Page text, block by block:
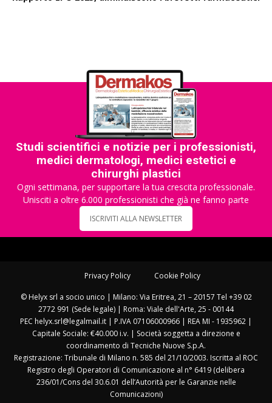
Studi scientifici e notizie per i professionisti,
medici dermatologi, medici estetici e
chirurghi plastici
Ogni settimana, per supportare la tua crescita professionale.
Unisciti a oltre 6.000 professionisti che già ne fanno parte
ISCRIVITI ALLA NEWSLETTER
Privacy Policy Cookie Policy
© Helyx srl a socio unico | Milano: Via Eritrea, 21 – 20157 Tel +39 02
2772 991 (Sede legale) | Roma: Viale dell'Arte, 25 - 00144
PEC helyx.srl@legalmail.it | P.IVA 07106000966 | REA MI - 1935962 |
Capitale Sociale: €40.000 i.v. | Società soggetta a direzione e
coordinamento di Tecniche Nuove S.p.A.
Registrazione: Tribunale di Milano n. 585 del 21/10/2003. Iscritta al ROC
Registro degli Operatori di Comunicazione al n° 6419 (delibera
236/01/Cons del 30.6.01 dell’Autorità per le Garanzie nelle
Comunicazioni)